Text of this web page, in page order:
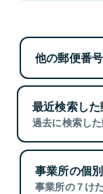
他の郵便番
最近検索し
過去に検索し
事業所の個
事業所の７け